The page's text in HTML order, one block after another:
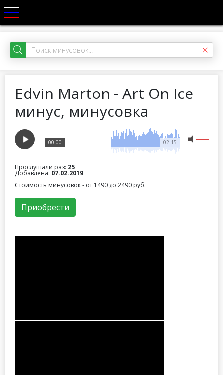
Edvin Marton - Art On Ice
минус, минусовка
02:15
00:00
Прослушали раз: 25
Добавлена: 07.02.2019
Стоимость минусовок - от 1490 до 2490 руб.
Приобрести